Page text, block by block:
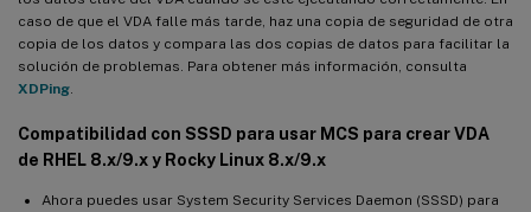
caso de que el VDA falle más tarde, haz una copia de seguridad de otra
copia de los datos y compara las dos copias de datos para facilitar la
solución de problemas. Para obtener más información, consulta
XDPing
Compatibilidad con SSSD para usar MCS para crear VDA
de RHEL 8.x/9.x y Rocky Linux 8.x/9.x
Ahora puedes usar System Security Services Daemon (SSSD) para